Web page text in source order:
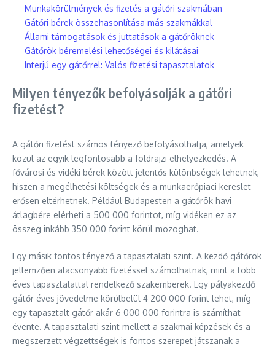
Munkakörülmények és fizetés a gátőri szakmában
Gátőri bérek összehasonlítása más szakmákkal
Állami támogatások és juttatások a gátőröknek
Gátőrök béremelési lehetőségei és kilátásai
Interjú egy gátőrrel: Valós fizetési tapasztalatok
Milyen tényezők befolyásolják a gátőri
fizetést?
A gátőri fizetést számos tényező befolyásolhatja, amelyek
közül az egyik legfontosabb a földrajzi elhelyezkedés. A
fővárosi és vidéki bérek között jelentős különbségek lehetnek,
hiszen a megélhetési költségek és a munkaerőpiaci kereslet
erősen eltérhetnek. Például Budapesten a gátőrök havi
átlagbére elérheti a 500 000 forintot, míg vidéken ez az
összeg inkább 350 000 forint körül mozoghat.
Egy másik fontos tényező a tapasztalati szint. A kezdő gátőrök
jellemzően alacsonyabb fizetéssel számolhatnak, mint a több
éves tapasztalattal rendelkező szakemberek. Egy pályakezdő
gátőr éves jövedelme körülbelül 4 200 000 forint lehet, míg
egy tapasztalt gátőr akár 6 000 000 forintra is számíthat
évente. A tapasztalati szint mellett a szakmai képzések és a
megszerzett végzettségek is fontos szerepet játszanak a